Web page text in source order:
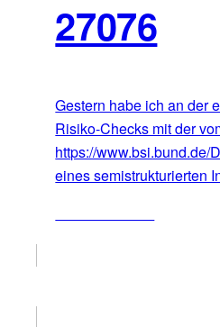
27076
Gestern habe ich an der
Risiko-Checks mit der
https://
eines semistrukturierten